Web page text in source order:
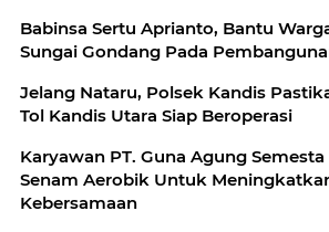
Babinsa Sertu Aprianto, Bantu
Sungai Gondang Pada
Jelang Nataru, Polsek Kandis
Tol Kandis Utara Siap Beroperasi
‎Karyawan PT. Guna Agung
Senam Aerobik Untuk
Kebersamaan